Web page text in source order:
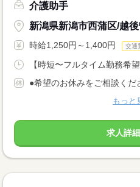
介護助手
新潟県新潟市西蒲区/越
時給1,250円～1,400円 交通
【時短〜フルタイム勤務希
●希望のお休みをご相談くだ
もっと
求人詳